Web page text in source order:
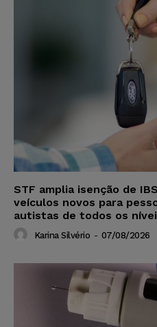
STF amplia isenção de
veículos novos para
autistas de todos os
Karina Silvério - 07/08/2026